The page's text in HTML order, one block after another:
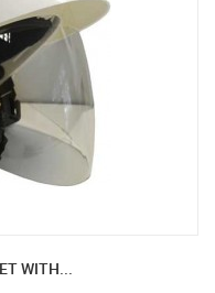
WITH...